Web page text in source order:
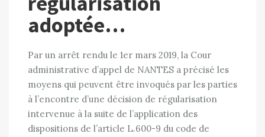
adoptée…
Par un arrêt rendu le 1er mars 2019, la Cour
administrative d’appel de NANTES a précisé les
moyens qui peuvent être invoqués par les parties
à l’encontre d’une décision de régularisation
intervenue à la suite de l’application des
dispositions de l’article L.600-9 du code de